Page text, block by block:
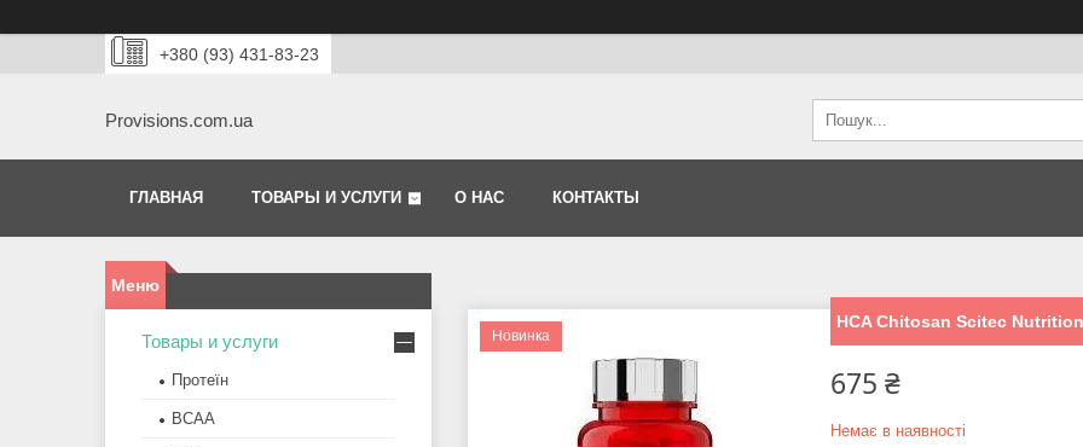
+380 (93) 431-83-23
Provisions.com.ua
ГЛАВНАЯ ТОВАРЫ И УСЛУГИ О НАС КОНТАКТЫ
Новинка
HCA Chitosan Scitec
675 ₴
Немає в наявності
Товары и услуги
Протеїн
BCAA